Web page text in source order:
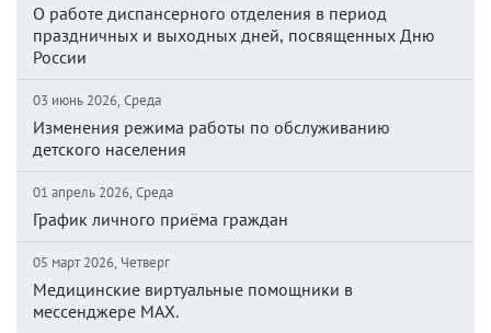
О работе диспансерного отделения в период
праздничных и выходных дней, посвященных Дню
России
03 июнь 2026, Среда
Изменения режима работы по обслуживанию
детского населения
01 апрель 2026, Среда
График личного приёма граждан
05 март 2026, Четверг
Медицинские виртуальные помощники в
мессенджере MAX.